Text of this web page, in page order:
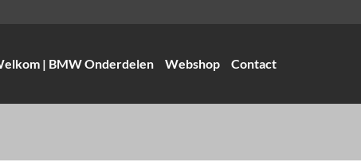
| BMW Onderdelen
Webshop Contact